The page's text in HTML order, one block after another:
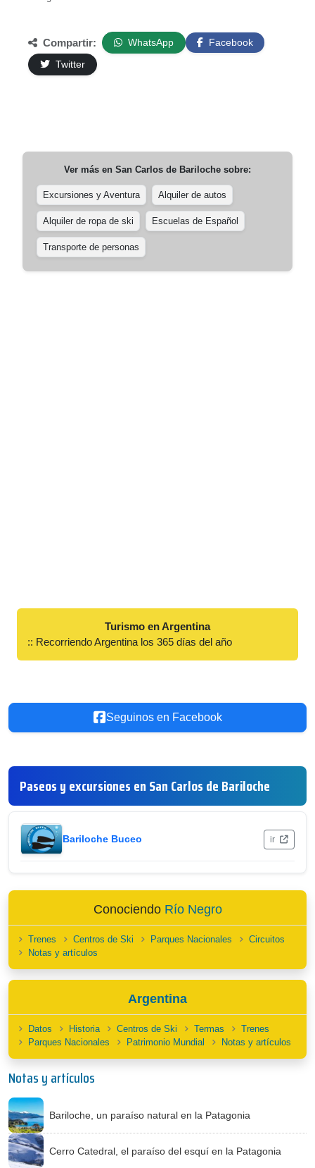
Compartir: WhatsApp
Facebook
Twitter
Ver más en San Carlos de Bariloche sobre:
Excursiones y Aventura Alquiler de autos
Alquiler de ropa de ski Escuelas de Español
Transporte de personas
Turismo en Argentina
:: Recorriendo Argentina los 365 días del año
Seguinos en Facebook
Paseos y excursiones en San Carlos de Bariloche
Bariloche Buceo ir
Conociendo Río Negro
Trenes Centros de Ski Parques Nacionales
Circuitos
Notas y artículos
Argentina
Datos Historia Centros de Ski Termas
Trenes
Parques Nacionales
Patrimonio Mundial Notas y artículos
Notas y artículos
Bariloche, un paraíso natural en la Patagonia
Cerro Catedral, el paraíso del esquí en la Patagonia